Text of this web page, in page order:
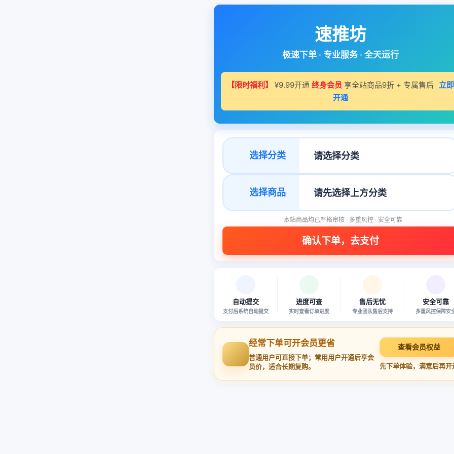
速推坊
极速下单 · 专业服务 · 全天运行
【限时福利】 ¥9.99开通 终身会员 享全站商品9折 + 专属售后 立即
开通
选择分类
选择商品
本站商品均已严格审核 · 多重风控 · 安全可靠
自动提交
支付后系统自动提交
进度可查
实时查看订单进度
售后无忧
专业团队售后支持
安全可靠
多重风控保障安
经常下单可开会员更省
普通用户可直接下单；常用用户开通后享会
员价，适合长期复购。
查看会员权益
先下单体验，满意后再开